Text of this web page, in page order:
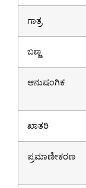
ಗಾತ್ರ
ಬಣ್ಣ
ಆನುಷಂಗಿಕ
ಖಾತರಿ
ಪ್ರಮಾಣೀಕರಣ